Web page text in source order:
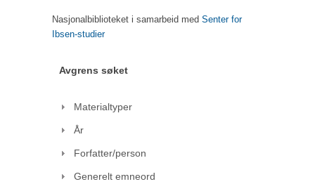
Nasjonalbiblioteket i samarbeid med Senter for
Ibsen-studier
Avgrens søket
Materialtyper
År
Forfatter/person
Generelt emneord